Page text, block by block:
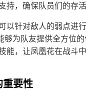
持，确保队员们的存
以针对敌人的弱点进
够为队友提供全方位
能，让凤凰花在战斗
重要性